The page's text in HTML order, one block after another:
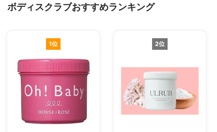
ボディスクラブおすすめランキング
1位 2位